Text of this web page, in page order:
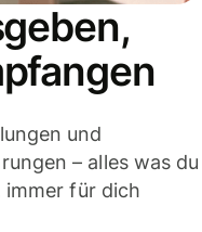
und
– alles was du
immer für dich